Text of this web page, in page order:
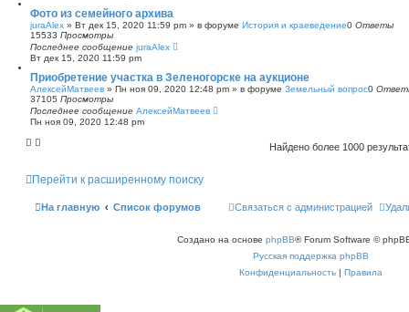
Фото из семейного архива
juraAlex » Вт дек 15, 2020 11:59 pm » в форуме История и краеведение0 Ответы
15533 Просмотры
Последнее сообщение juraAlex
Вт дек 15, 2020 11:59 pm
Приобретение участка в Зеленогорске на аукционе
АлексейМатвеев » Пн ноя 09, 2020 12:48 pm » в форуме Земельный вопрос0
37105 Просмотры
Последнее сообщение АлексейМатвеев
Пн ноя 09, 2020 12:48 pm
Найдено более 1000
Перейти к расширенному поиску
На главную Список форумов Связаться с администрацией
Создано на основе phpBB® Forum Software ©
Русская поддержка phpBB
Конфиденциальность | Правила